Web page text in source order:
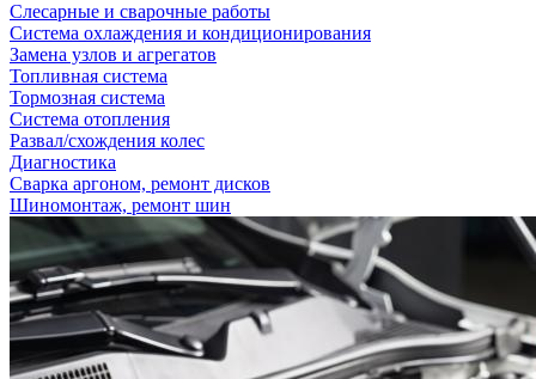
Слесарные и сварочные работы
Система охлаждения и кондиционирования
Замена узлов и агрегатов
Топливная система
Тормозная система
Система отопления
Развал/схождения колес
Диагностика
Сварка аргоном, ремонт дисков
Шиномонтаж, ремонт шин